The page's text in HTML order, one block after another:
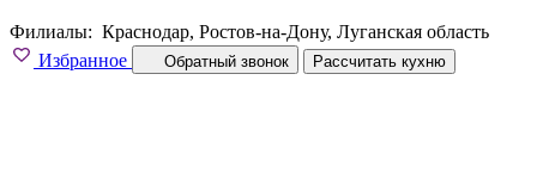
Филиалы: Краснодар, Ростов-на-Дону, Луганская область
Избранное
Обратный звонок Рассчитать кухню